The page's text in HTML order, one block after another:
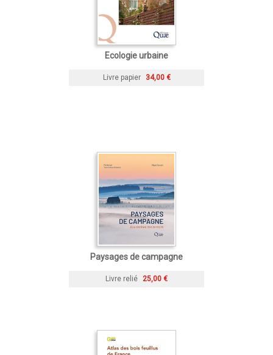
Ecologie urbaine
Livre papier 34,00 €
Paysages de campagne
Livre relié 25,00 €